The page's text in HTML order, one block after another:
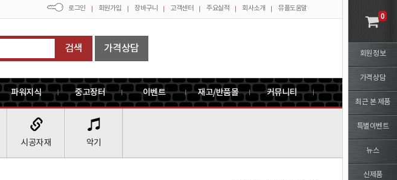
파워지식 중고장터 이벤트 재고/반품몰 커뮤니티
시공자재 악기
로그인 회원가입 장바구니 고객센터 주요실적 회사소개 뮤플도움말
검색 가격상담
0
회원정보
가격상담
최근 본 제품
특별이벤트
뉴스
신제품